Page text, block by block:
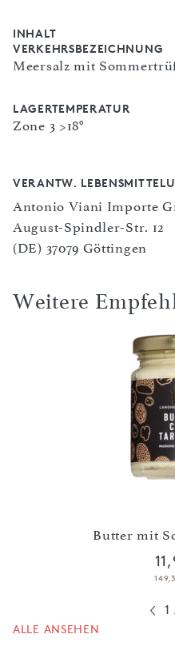
INHALT
VERKEHRSBEZEICHNUNG
Meersalz mit
LAGERTEMPERATUR
Zone 3 >18°
VERANTW.
Antonio Viani Importe
August-Spindler-Str. 12
(DE) 37079 Göttingen
Weitere
Butter mit
1
ALLE ANSEHEN